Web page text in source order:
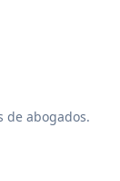
de abogados.